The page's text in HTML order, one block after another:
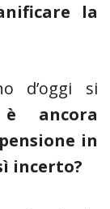
la
d’oggi si
è ancora
in
incerto?